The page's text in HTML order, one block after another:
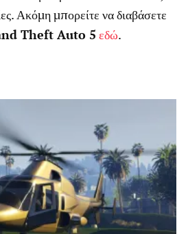
Ακόμη μπορείτε να διαβάσετε
Theft Auto 5 εδώ.